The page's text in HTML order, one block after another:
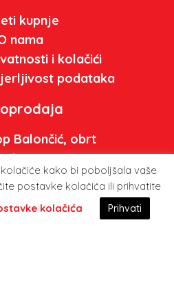
kupnje
nama
i kolačići
podataka
Balončić, obrt
5A, Koprivnica
99 590 2450
kako bi poboljšala vaše
postavke kolačića ili prihvatite
kolačića Prihvati